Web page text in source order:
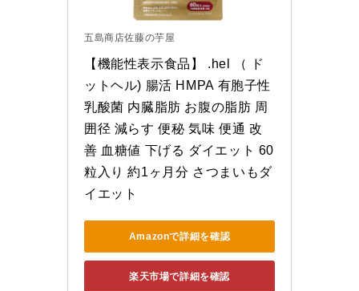
五島商店佐藤の芋屋
【機能性表示食品】 .hel （ ド
ットヘル) 腸活 HMPA 有胞子性
乳酸菌 内臓脂肪 お腹の脂肪 周
囲径 減らす 便秘 気味 便通 改
善 血糖値 下げる ダイエット 60
粒入り 約1ヶ月分 さつまいもダ
イエット
Amazonで詳細を確認
楽天市場で詳細を確認